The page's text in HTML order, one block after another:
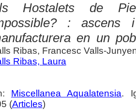
Hostalets de
: ascens
en un
Ribas, Francesc Valls-
Ribas, Laura
Miscellanea Aqualatensia.
(Articles)